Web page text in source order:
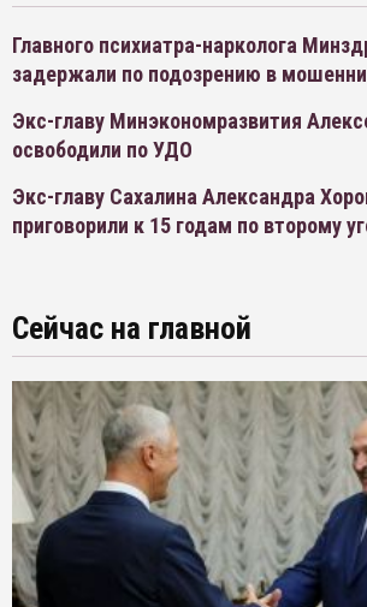
Главного психиатра-нарколога
задержали по подозрению в
Экс-главу Минэкономразвития
освободили по УДО
Экс-главу Сахалина Александра
приговорили к 15 годам по второму
Сейчас на главной